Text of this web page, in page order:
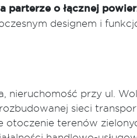
o łącznej
designem i
przy ul.
sieci
terenów